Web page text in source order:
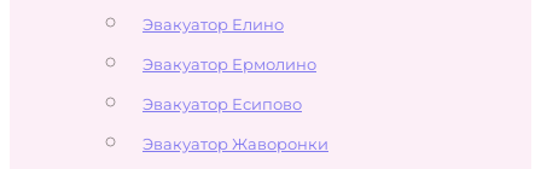
Эвакуатор Елино
Эвакуатор Ермолино
Эвакуатор Есипово
Эвакуатор Жаворонки